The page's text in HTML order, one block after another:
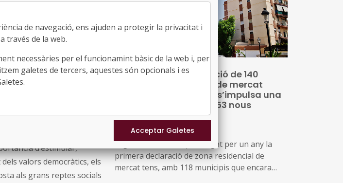
captivador al cor
de municipis, xarxes i
sobre memòria
compartida i reforçar
entre actors.
d’estimular,
valors democràtics, els
als grans reptes socials
Es prorroga la declaració de 140
municipis com a zona de mercat
residencial tensionat i s’impulsa una
nova declaració per a 53 nous
municipis
30/07/2026
El govern català ha prorrogat per un any la
primera declaració de zona residencial de
mercat tens, amb 118 municipis que encara
de navegació, ens ajuden a protegir la privacitat i
través de la web.
necessàries per el funcionamint bàsic de la web i, per
galetes de tercers, aquestes són opcionals i es